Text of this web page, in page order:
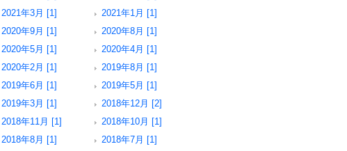
2021年3月 [1]
2021年1月 [1]
2020年9月 [1]
2020年8月 [1]
2020年5月 [1]
2020年4月 [1]
2020年2月 [1]
2019年8月 [1]
2019年6月 [1]
2019年5月 [1]
2019年3月 [1]
2018年12月 [2]
2018年11月 [1]
2018年10月 [1]
2018年8月 [1]
2018年7月 [1]